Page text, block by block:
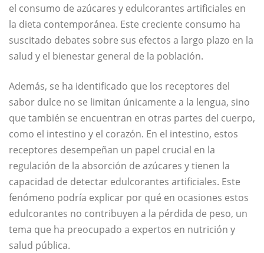
el consumo de azúcares y edulcorantes artificiales en
la dieta contemporánea. Este creciente consumo ha
suscitado debates sobre sus efectos a largo plazo en la
salud y el bienestar general de la población.
Además, se ha identificado que los receptores del
sabor dulce no se limitan únicamente a la lengua, sino
que también se encuentran en otras partes del cuerpo,
como el intestino y el corazón. En el intestino, estos
receptores desempeñan un papel crucial en la
regulación de la absorción de azúcares y tienen la
capacidad de detectar edulcorantes artificiales. Este
fenómeno podría explicar por qué en ocasiones estos
edulcorantes no contribuyen a la pérdida de peso, un
tema que ha preocupado a expertos en nutrición y
salud pública.